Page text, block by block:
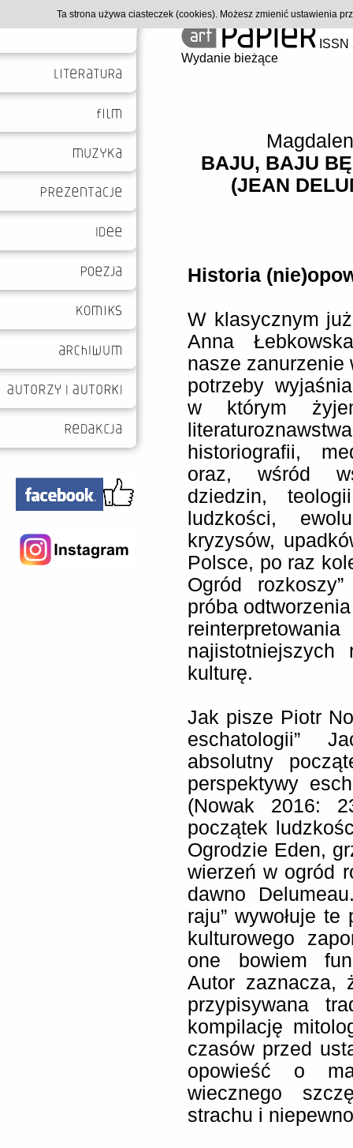
Wydanie bieżące
BAJU, BAJU
(JEAN
Historia
W klasycznym
Anna
nasze zanurzenie
potrzeby
w którym
historiografii,
oraz, wśród
dziedzin,
ludzkości,
kryzysów,
Polsce, po raz
Ogród
próba
najistotniejszych
kulturę.
Jak pisze Piotr
eschatologii”
absolutny
perspektywy
(Nowak 2016:
początek
Ogrodzie Eden,
wierzeń w ogród
dawno
raju” wywołuje
kulturowego
one bowiem
Autor zaznacza,
przypisywana
kompilację
czasów przed
opowieść o
wiecznego
strachu i
Ta strona używa ciasteczek (cookies). Możesz zmienić ustawienia